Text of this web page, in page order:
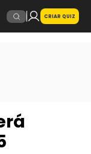
CRIAR QUIZ